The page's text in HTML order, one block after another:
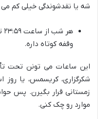
شه یا نقدشوندگی خیلی کم می
وقفه کوتاه داره.
این ساعات می تونن تحت
شکرگزاری، کریسمس، یا روز
زمستانی قرار بگیرن. پس
موارد رو چک کنی.